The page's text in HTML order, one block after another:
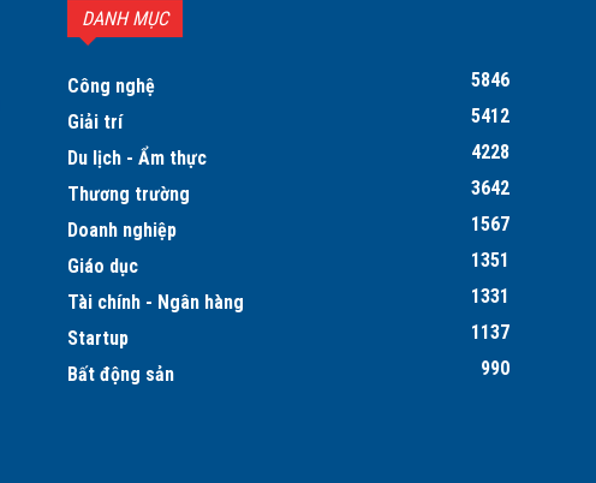
DANH MỤC
Công nghệ
5846
Giải trí
5412
Du lịch - Ẩm thực
4228
Thương trường
3642
Doanh nghiệp
1567
Giáo dục
1351
Tài chính - Ngân hàng
1331
Startup
1137
Bất động sản
990